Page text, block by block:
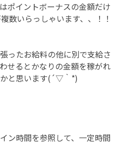
ポイントボーナスの金額だけ
数いらっしゃいます、、！！
ったお給料の他に別で支給さ
せるとかなりの金額を稼がれ
と思います(´▽｀*)
ン時間を参照して、一定時間